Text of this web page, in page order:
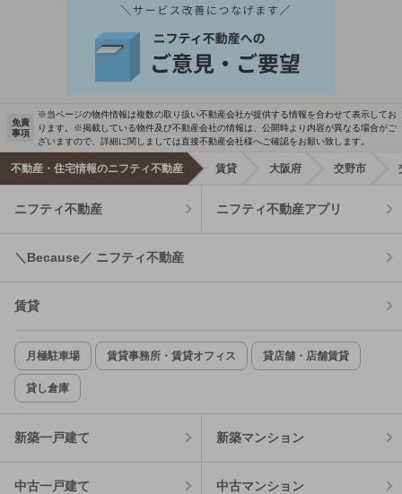
免責
事項
※当ページの物件情報は複数の取り扱い不動産会社が提供する情報を合わせて表示してお
ります。※掲載している物件及び不動産会社の情報は、公開時より内容が異なる場合がご
ざいますので、詳細に関しましては直接不動産会社様へご確認をお願い致します。
不動産・住宅情報のニフティ不動産 賃貸 大阪府 交野市
ニフティ不動産 ニフティ不動産アプリ
＼Because／ ニフティ不動産
賃貸
月極駐車場 賃貸事務所・賃貸オフィス 貸店舗・店舗賃貸
貸し倉庫
新築一戸建て 新築マンション
中古一戸建て 中古マンション